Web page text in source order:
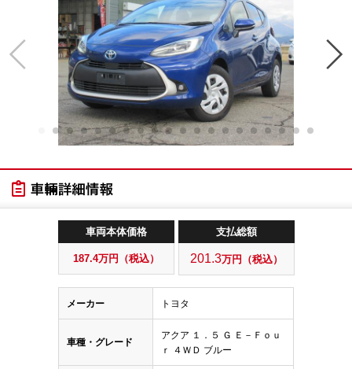
車両本体価格
187.4万円（税込）
支払総額
201.3万円（税込）
メーカー トヨタ
車種・グレード
アクア １．５ Ｇ Ｅ－Ｆｏｕ
ｒ ４ＷＤ ブルー